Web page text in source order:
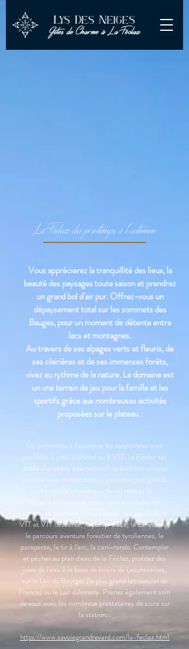
Lys Des Neiges
Gîtes de Charme à La Féclaz
La Féclaz du printemps à l'automne
Vous apprécierez la tranquillité des lieux, la
beauté des paysages toute saison et prendrez
un grand bol d’air pur. Offrez-vous un
dépaysement total sur les sommets des
Bauges, pour un moment de détente entre
lacs et montagnes.
Au travers de ses alpages verts et fleuris, de
ses clairières et de ses immenses forêts,
vivez au rythme de la nature. Le domaine est
un vrai terrain de jeu pour la famille et les
sportifs grâce aux nombreuses activités
proposées sur le plateau :
Du printemps à l'automne les randonnées sont
possibles à pied, à cheval ou à VTT. La Féclaz est
dotée d'un stade international de biathlon où vous
pourrez vous mettre dans la peau des plus grands
champions et pratiquer le ski roue et le
Laissez-vous tenter par l’escalade, les
nombreux parcours de via ferrata,
la luge d'été,
VTT et VTT descente, le pump-track,le canyoning,
le parcours aventure forestier de tyroliennes, le
parapente, le tir à l’arc, la cani-rando. Contempler
et pêcher au plan d'eau de la Féclaz, profitez des
joies de l'eau à la base de loisirs de Lescheraines,
sur le Lac du Bourget (le plus grand lac naturel de
France) ou le Lac d'Annecy. Prenez également soin
de vous avec les nombreux prestataires de soins sur
la station...
https://www.savoiegrandrevard.com/la-feclaz.html